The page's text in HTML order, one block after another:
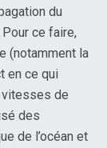
du
ce faire,
(notamment la
en ce qui
vitesses de
des
de l’océan et